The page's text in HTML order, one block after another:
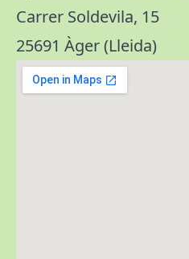
Carrer Soldevila, 15
25691 Àger (Lleida)